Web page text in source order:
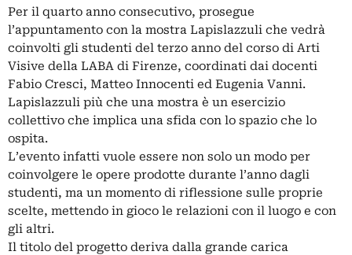
Per il quarto anno consecutivo, prosegue
l’appuntamento con la mostra Lapislazzuli che vedrà
coinvolti gli studenti del terzo anno del corso di Arti
Visive della LABA di Firenze, coordinati dai docenti
Fabio Cresci, Matteo Innocenti ed Eugenia Vanni.
Lapislazzuli più che una mostra è un esercizio
collettivo che implica una sfida con lo spazio che lo
ospita.
L’evento infatti vuole essere non solo un modo per
coinvolgere le opere prodotte durante l’anno dagli
studenti, ma un momento di riflessione sulle proprie
scelte, mettendo in gioco le relazioni con il luogo e con
gli altri.
Il titolo del progetto deriva dalla grande carica